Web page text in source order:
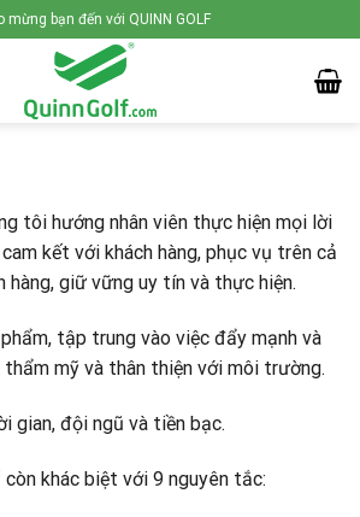
mừng bạn đến với QUINN GOLF
tôi hướng nhân viên thực hiện mọi lời
kết với khách hàng, phục vụ trên cả
hàng, giữ vững uy tín và thực hiện.
tập trung vào việc đẩy mạnh và
mỹ và thân thiện với môi trường.
gian, đội ngũ và tiền bạc.
còn khác biệt với 9 nguyên tắc: